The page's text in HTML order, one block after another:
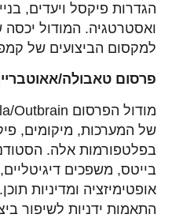
הגדרות פיקסל ויעדים,
ואסטרטגיה. המודול
למקסום הביצועים של
פרסום טאבולה/
של המערכות, מיקומים,
בפלטפורמות אלה.
בייטס, משפכים
אופטימיזציה ומדיניות
התאמות ידניות לשיפור